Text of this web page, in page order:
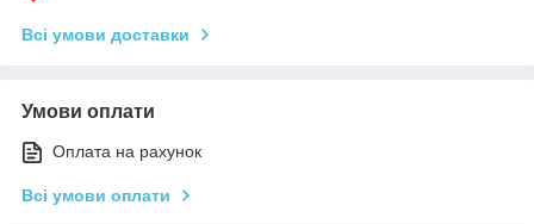
Всі умови доставки
Умови оплати
Оплата на рахунок
Всі умови оплати